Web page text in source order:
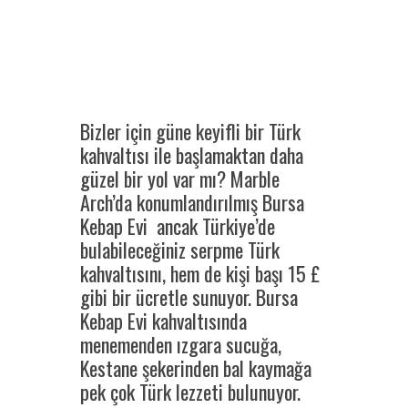
Bizler için güne keyifli bir Türk
kahvaltısı ile başlamaktan daha
güzel bir yol var mı? Marble
Arch’da konumlandırılmış Bursa
Kebap Evi ancak Türkiye’de
bulabileceğiniz serpme Türk
kahvaltısını, hem de kişi başı 15 £
gibi bir ücretle sunuyor. Bursa
Kebap Evi kahvaltısında
menemenden ızgara sucuğa,
Kestane şekerinden bal kaymağa
pek çok Türk lezzeti bulunuyor.